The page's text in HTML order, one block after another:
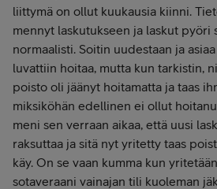
liittymä on ollut kuukausia kiinni.
mennyt laskutukseen ja laskut pyöri
normaalisti. Soitin uudestaan ja
luvattiin hoitaa, mutta kun tarkistin,
poisto oli jäänyt hoitamatta ja taas
miksiköhän edellinen ei ollut
meni sen verraan aikaa, että uusi
raksuttaa ja sitä nyt yritetty taas
käy. On se vaan kumma kun
sotaveraani vainajan tili kuoleman